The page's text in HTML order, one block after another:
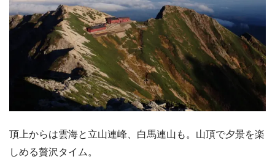
頂上からは雲海と立山連峰、白馬連山も。山頂で夕景を楽
しめる贅沢タイム。